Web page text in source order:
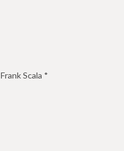
Frank Scala *